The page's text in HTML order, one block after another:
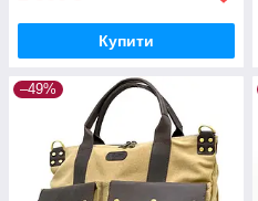
Купити
–49%